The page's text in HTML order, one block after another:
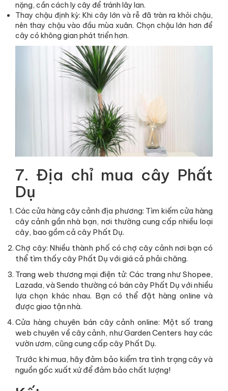
nặng, cần cách ly cây để tránh lây lan.
Thay chậu định kỳ: Khi cây lớn và rễ đã tràn ra khỏi chậu,
nên thay chậu vào đầu mùa xuân. Chọn chậu lớn hơn để
cây có không gian phát triển hơn.
7. Địa chỉ mua cây Phất
Dụ
Các cửa hàng cây cảnh địa phương: Tìm kiếm cửa hàng
cây cảnh gần nhà bạn, nơi thường cung cấp nhiều loại
cây, bao gồm cả cây Phất Dụ.
Chợ cây: Nhiều thành phố có chợ cây cảnh nơi bạn có
thể tìm thấy cây Phất Dụ với giá cả phải chăng.
Trang web thương mại điện tử: Các trang như Shopee,
Lazada, và Sendo thường có bán cây Phất Dụ với nhiều
lựa chọn khác nhau. Bạn có thể đặt hàng online và
được giao tận nhà.
Cửa hàng chuyên bán cây cảnh online: Một số trang
web chuyên về cây cảnh, như Garden Centers hay các
vườn ươm, cũng cung cấp cây Phất Dụ.
Trước khi mua, hãy đảm bảo kiểm tra tình trạng cây và
nguồn gốc xuất xứ để đảm bảo chất lượng!